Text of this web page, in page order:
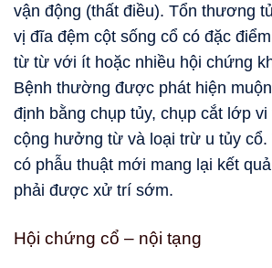
vận động (thất điều). Tổn thương
vị đĩa đệm cột sống cổ có đặc
từ từ với ít hoặc nhiều hội chứng
Bệnh thường được phát hiện
định bằng chụp tủy, chụp cắt lớp
cộng hưởng từ và loại trừ u tủy cổ.
có phẫu thuật mới mang lại kết
phải được xử trí sớm.
Hội chứng cổ – nội tạng